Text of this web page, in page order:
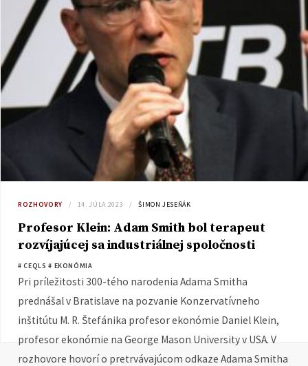
ako skutočne funguje švédsky trh práce.
ROZHOVORY 14. JÚLA 2023 ŠIMON JESEŇÁK
Profesor Klein: Adam Smith bol terapeut
rozvíjajúcej sa industriálnej spoločnosti
# CEQLS # EKONÓMIA
Pri príležitosti 300-tého narodenia Adama Smitha
prednášal v Bratislave na pozvanie Konzervatívneho
inštitútu M. R. Štefánika profesor ekonómie Daniel Klein,
profesor ekonómie na George Mason University v USA. V
rozhovore hovorí o pretrvávajúcom odkaze Adama Smitha